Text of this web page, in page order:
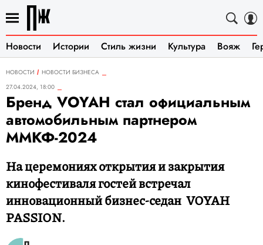
Новости Истории Стиль жизни Культура Вояж
НОВОСТИ
НОВОСТИ БИЗНЕСА
27.04.2024, 18:00
Бренд VOYAH стал официальным
автомобильным партнером
ММКФ-2024
​​​​​​​​​​​​​​На церемониях открытия и закрытия
кинофестиваля гостей встречал
инновационный бизнес-седан VOYAH
PASSION.